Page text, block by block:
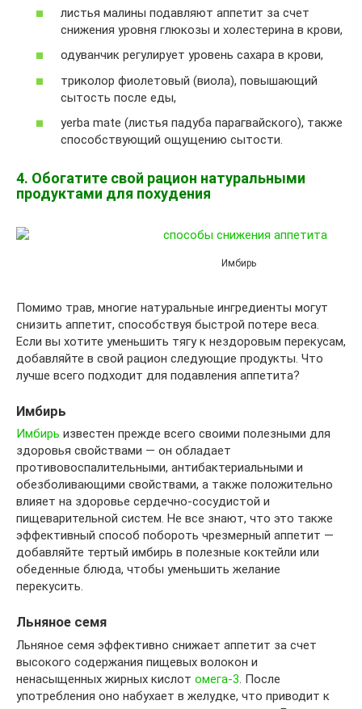
листья малины подавляют аппетит за счет
снижения уровня глюкозы и холестерина в крови,
одуванчик регулирует уровень сахара в крови,
триколор фиолетовый (виола), повышающий
сытость после еды,
yerba mate (листья падуба парагвайского), также
способствующий ощущению сытости.
4. Обогатите свой рацион натуральными
продуктами для похудения
Имбирь
Помимо трав, многие натуральные ингредиенты могут
снизить аппетит, способствуя быстрой потере веса.
Если вы хотите уменьшить тягу к нездоровым перекусам,
добавляйте в свой рацион следующие продукты. Что
лучше всего подходит для подавления аппетита?
Имбирь
Имбирь известен прежде всего своими полезными для
здоровья свойствами — он обладает
противовоспалительными, антибактериальными и
обезболивающими свойствами, а также положительно
влияет на здоровье сердечно-сосудистой и
пищеварительной систем. Не все знают, что это также
эффективный способ побороть чрезмерный аппетит —
добавляйте тертый имбирь в полезные коктейли или
обеденные блюда, чтобы уменьшить желание
перекусить.
Льняное семя
Льняное семя эффективно снижает аппетит за счет
высокого содержания пищевых волокон и
ненасыщенных жирных кислот омега-3. После
употребления оно набухает в желудке, что приводит к